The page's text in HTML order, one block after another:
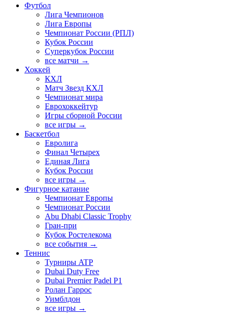
Футбол
Лига Чемпионов
Лига Европы
Чемпионат России (РПЛ)
Кубок России
Суперкубок России
все матчи →
Хоккей
КХЛ
Матч Звезд КХЛ
Чемпионат мира
Еврохоккейтур
Игры сборной России
все игры →
Баскетбол
Евролига
Финал Четырех
Единая Лига
Кубок России
все игры →
Фигурное катание
Чемпионат Европы
Чемпионат России
Abu Dhabi Classic Trophy
Гран-при
Кубок Ростелекома
все события →
Теннис
Турниры ATP
Dubai Duty Free
Dubai Premier Padel P1
Ролан Гаррос
Уимблдон
все игры →